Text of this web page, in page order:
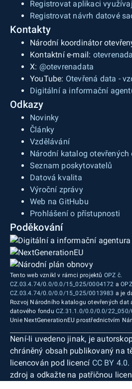
Registrovat aplikaci
Registrovat návrh datové
Kontakty
Národní koordinátor
Kontaktní e-mail:
X: @otevrenadata
YouTube: Otevřená data -
Digitální a informační
Odkazy
Novinky
Články
Vzdělávání
Národní katalog otevřených
Seznam poskytovatelů
Datová kvalita
Výroční zprávy
Web na GitHubu
Prohlášení o přístupnosti
Poděkování
Tento web vznikl v rámci projektů OPZ č.
CZ.03.4.74/0.0/0.0/15_025/0004172 a
CZ.03.4.74/0.0/0.0/15_025/0013983 a je
Rozvoj Národního katalogu otevřených dat
datového fondu CZ.31.1.0/0.0/0.0/22_050/
Unie NextGenerationEU prostřednictvím
Není-li uvedeno jinak, je
chráněný obsah publikovaný na
licencován pod licencí CC BY 4.0.
zdroj a odkažte na patřičnou